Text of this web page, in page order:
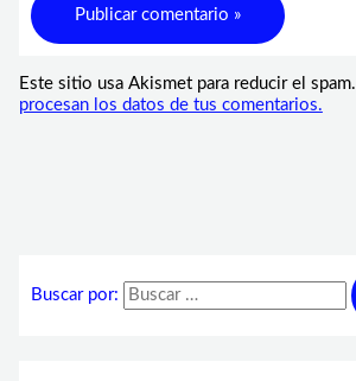
Este sitio usa Akismet para reducir el spam.
procesan los datos de tus comentarios.
Buscar por: